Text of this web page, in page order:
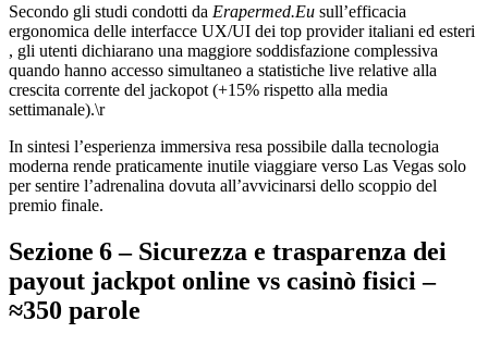
Secondo gli studi condotti da Erapermed.Eu sull’efficacia
ergonomica delle interfacce UX/UI dei top provider italiani ed esteri
, gli utenti dichiarano una maggiore soddisfazione complessiva
quando hanno accesso simultaneo a statistiche live relative alla
crescita corrente del jackopot (+15% rispetto alla media
settimanale).\r
In sintesi l’esperienza immersiva resa possibile dalla tecnologia
moderna rende praticamente inutile viaggiare verso Las Vegas solo
per sentire l’adrenalina dovuta all’avvicinarsi dello scoppio del
premio finale.
Sezione 6 – Sicurezza e trasparenza dei
payout jackpot online vs casinò fisici –
≈350 parole